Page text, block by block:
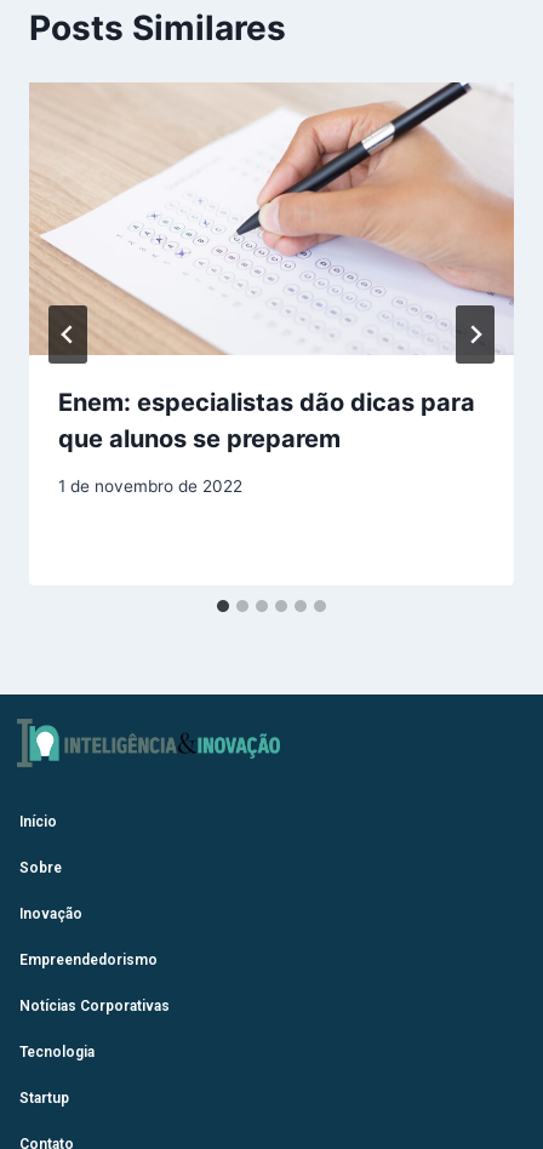
Posts Similares
Enem: especialistas dão dicas para
que alunos se preparem
1 de novembro de 2022
Início
Sobre
Inovação
Empreendedorismo
Notícias Corporativas
Tecnologia
Startup
Contato